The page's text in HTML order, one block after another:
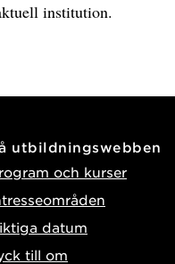
institution.
utbildningswebben
och kurser
datum
till om